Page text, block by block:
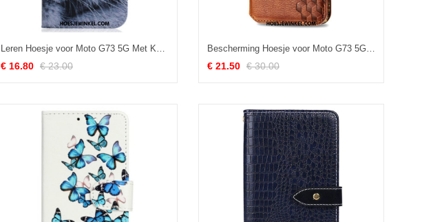
Leren Hoesje voor Moto G73 5G Met Ketting Strappy Witte Tijger
€ 16.80 € 23.00
Bescherming Hoesje voor Moto G73 5G Folio-hoesje 3d Patroon
€ 21.50 € 30.00